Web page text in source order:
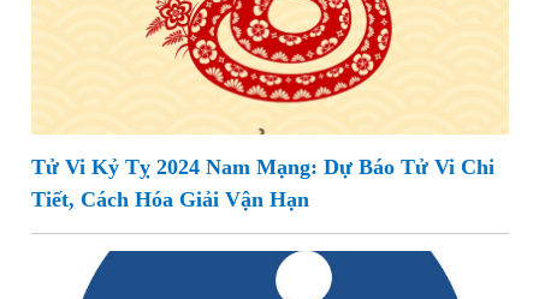
Tử Vi Kỷ Tỵ 2024 Nam Mạng: Dự Báo Tử Vi Chi
Tiết, Cách Hóa Giải Vận Hạn